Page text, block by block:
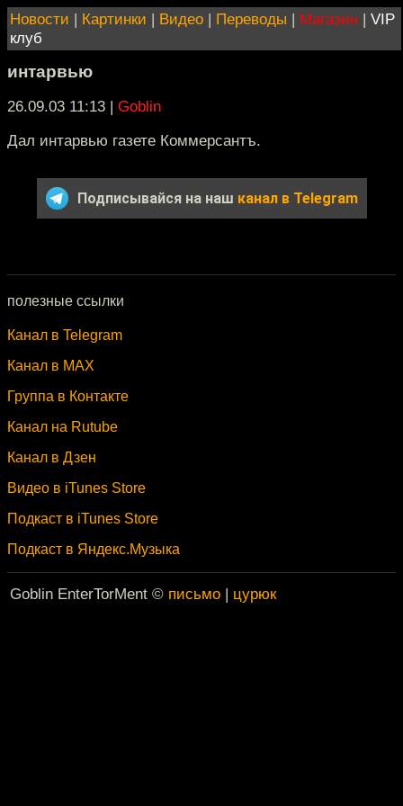
Новости | Картинки | Видео | Переводы | Магазин | VIP
клуб
интарвью
26.09.03 11:13 | Goblin
Дал интарвью газете Коммерсантъ.
Подписывайся на наш канал в Telegram
полезные ссылки
Канал в Telegram
Канал в MAX
Группа в Контакте
Канал на Rutube
Канал в Дзен
Видео в iTunes Store
Подкаст в iTunes Store
Подкаст в Яндекс.Музыка
Goblin EnterTorMent © письмо | цурюк